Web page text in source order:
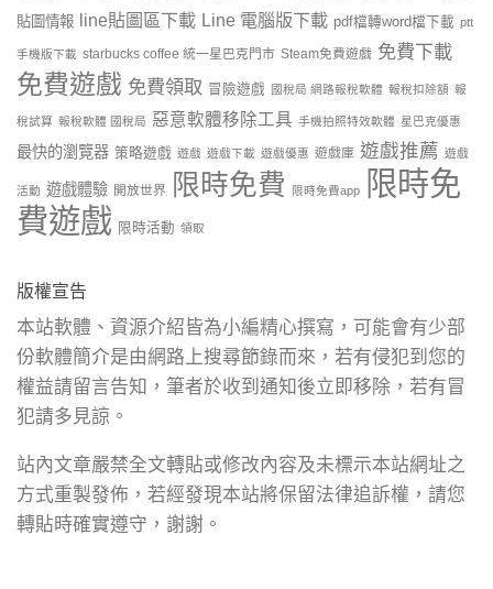
貼圖情報
line貼圖區下載 Line 電腦版下載 pdf檔轉word檔下載 ptt
手機版下載 starbucks coffee 統一星巴克門市 Steam免費遊戲 免費下載
免費遊戲 免費領取 冒險遊戲 國稅局 網路報稅軟體 報稅扣除額 報
稅試算 報稅軟體 國稅局 惡意軟體移除工具 手機拍照特效軟體 星巴克優惠
最快的瀏覽器 策略遊戲 遊戲 遊戲下載 遊戲優惠 遊戲庫 遊戲推薦 遊戲
活動 遊戲體驗 開放世界 限時免費 限時免費app
限時免
費遊戲 限時活動 領取
版權宣告
本站軟體、資源介紹皆為小編精心撰寫，可能會有少部
份軟體簡介是由網路上搜尋節錄而來，若有侵犯到您的
權益請留言告知，筆者於收到通知後立即移除，若有冒
犯請多見諒。
站內文章嚴禁全文轉貼或修改內容及未標示本站網址之
方式重製發佈，若經發現本站將保留法律追訴權，請您
轉貼時確實遵守，謝謝。